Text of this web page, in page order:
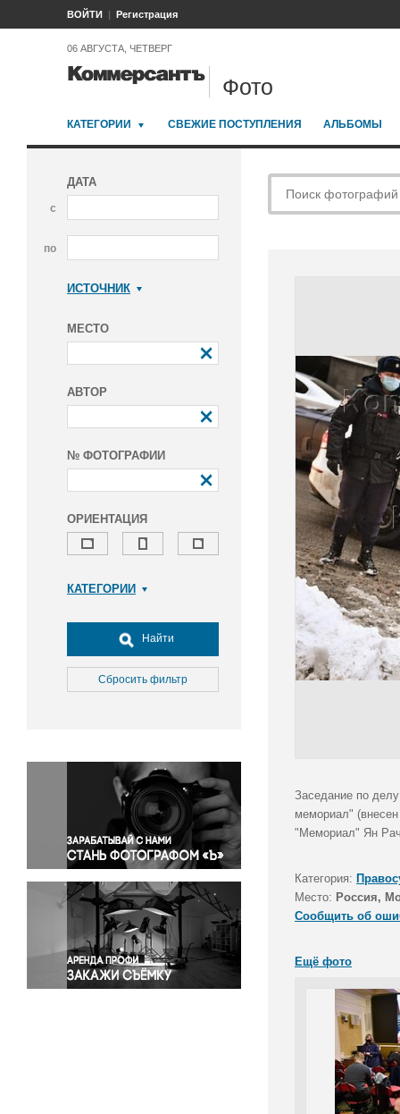
ВОЙТИ Регистрация
06 АВГУСТА, ЧЕТВЕРГ
Фото
КАТЕГОРИИ СВЕЖИЕ ПОСТУПЛЕНИЯ АЛЬБОМЫ
ДАТА
с
по
ИСТОЧНИК
МЕСТО
АВТОР
№ ФОТОГРАФИИ
ОРИЕНТАЦИЯ
КАТЕГОРИИ
Досуг, туризм и отдых
Культура
Медицина
Окружающая среда
Политика
Правосудие
Происшествия и конфликты
Религия
Светская жизнь
Спорт
Экология
Экономика и бизнес
Найти
Сбросить фильтр
Заседание по
мемориал"
"Мемориал" Ян
Категория:
Место: Россия,
Сообщить об
Ещё фото